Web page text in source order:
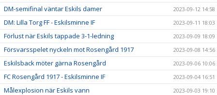
DM-semifinal väntar Eskils damer 2023-09-12 14:58
DM: Lilla Torg FF - Eskilsminne IF 2023-09-11 18:03
Förlust när Eskils tappade 3-1-ledning 2023-09-09 18:09
Försvarsspelet nyckeln mot Rosengård 1917 2023-09-08 14:56
Eskilsback möter gärna Rosengård 2023-09-06 10:06
FC Rosengård 1917 - Eskilsminne IF 2023-09-04 16:51
Målexplosion när Eskils vann 2023-09-03 19:10